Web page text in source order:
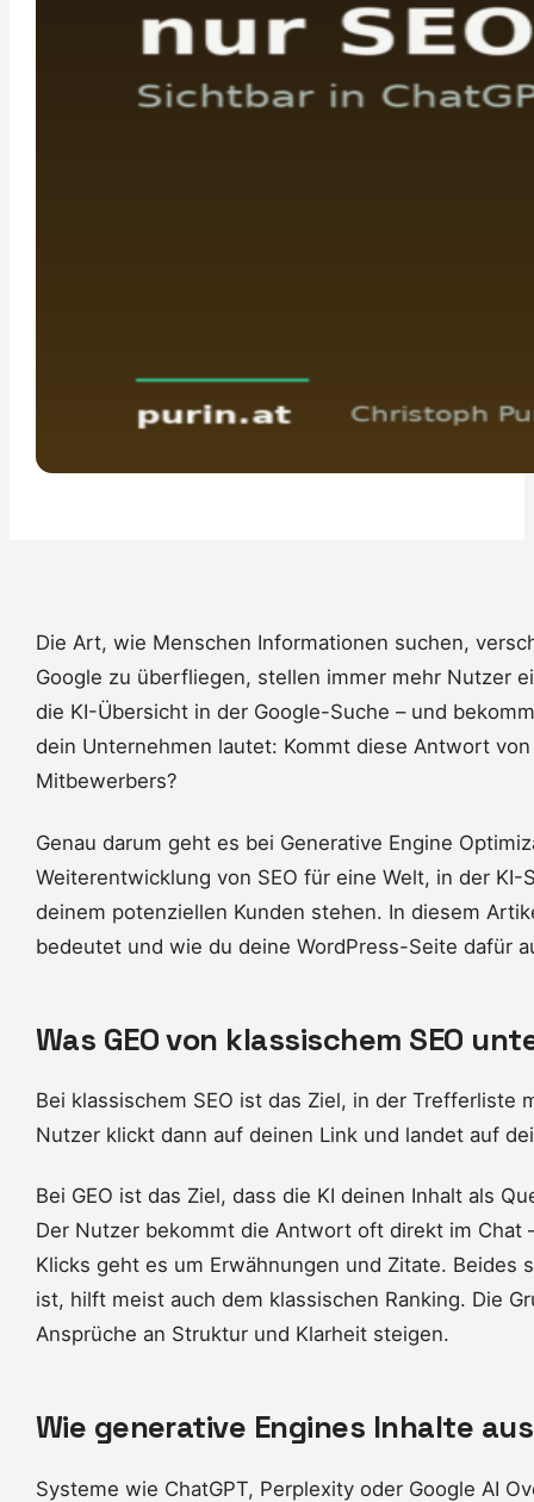
Die Art, wie Menschen Informationen suchen,
Google zu überfliegen, stellen immer mehr Nutzer
die KI-Übersicht in der Google-Suche – und
dein Unternehmen lautet: Kommt diese Antwort
Mitbewerbers?
Genau darum geht es bei Generative Engine
Weiterentwicklung von SEO für eine Welt, in der
deinem potenziellen Kunden stehen. In diesem
bedeutet und wie du deine WordPress-Seite dafür
Was GEO von klassischem SEO
Bei klassischem SEO ist das Ziel, in der Trefferliste
Nutzer klickt dann auf deinen Link und landet auf
Bei GEO ist das Ziel, dass die KI deinen Inhalt als
Der Nutzer bekommt die Antwort oft direkt im Chat
Klicks geht es um Erwähnungen und Zitate. Beides
ist, hilft meist auch dem klassischen Ranking. Die
Ansprüche an Struktur und Klarheit steigen.
Wie generative Engines Inhalte
Systeme wie ChatGPT, Perplexity oder Google AI